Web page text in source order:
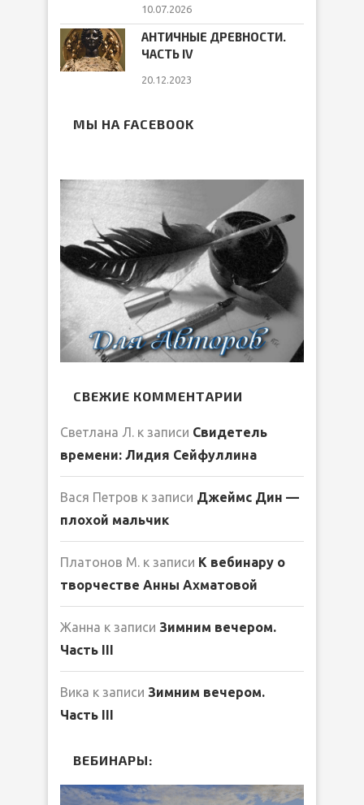
10.07.2026
АНТИЧНЫЕ ДРЕВНОСТИ.
ЧАСТЬ IV
20.12.2023
МЫ НА FACEBOOK
СВЕЖИЕ КОММЕНТАРИИ
Светлана Л. к записи Свидетель
времени: Лидия Сейфуллина
Вася Петров к записи Джеймс Дин —
плохой мальчик
Платонов М. к записи К вебинару о
творчестве Анны Ахматовой
Жанна к записи Зимним вечером.
Часть III
Вика к записи Зимним вечером.
Часть III
ВЕБИНАРЫ: